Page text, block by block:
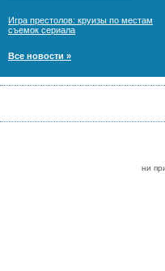
Игра престолов: круизы по местам
съемок сериала
Все новости »
ни